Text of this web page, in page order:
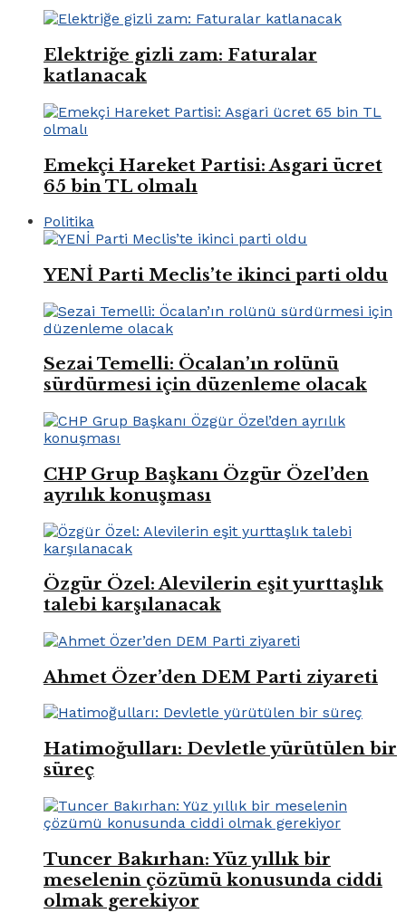
Elektriğe gizli zam: Faturalar
katlanacak
Emekçi Hareket Partisi: Asgari ücret
65 bin TL olmalı
Politika
YENİ Parti Meclis’te ikinci parti oldu
Sezai Temelli: Öcalan’ın rolünü
sürdürmesi için düzenleme olacak
CHP Grup Başkanı Özgür Özel’den
ayrılık konuşması
Özgür Özel: Alevilerin eşit yurttaşlık
talebi karşılanacak
Ahmet Özer’den DEM Parti ziyareti
Hatimoğulları: Devletle yürütülen bir
süreç
Tuncer Bakırhan: Yüz yıllık bir
meselenin çözümü konusunda ciddi
olmak gerekiyor